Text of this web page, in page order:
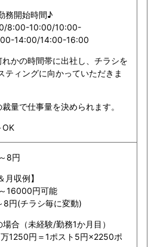
務開始時間♪
8:00-10:00/10:00-
14:00/14:00-16:00
かの時間帯に出社し、チラシを
ティングに向かっていただきま
量で仕事量を決められます。
8円
月収例】
16000円可能
8円(チラシ毎に変動)
合（未経験/勤務1か月目）
1250円＝1ポスト5円×2250ポ